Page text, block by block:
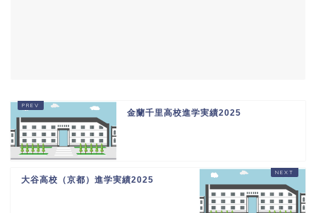
金蘭千里高校進学実績2025
大谷高校（京都）進学実績2025